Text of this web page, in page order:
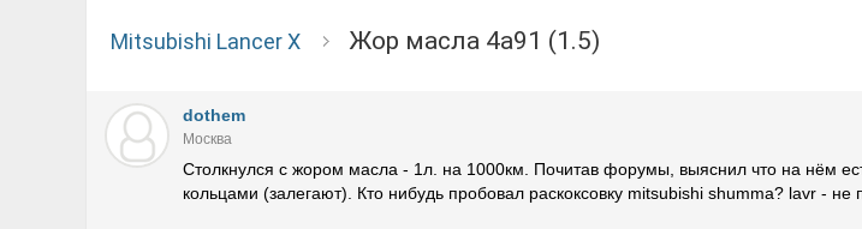
Mitsubishi Lancer X Жор масла 4a91 (1.5)
dothem
Москва
Столкнулся с жором масла - 1л. на 1000км. Почитав форумы, выяснил что на нём
кольцами (залегают). Кто нибудь пробовал раскоксовку mitsubishi shumma? lavr - не